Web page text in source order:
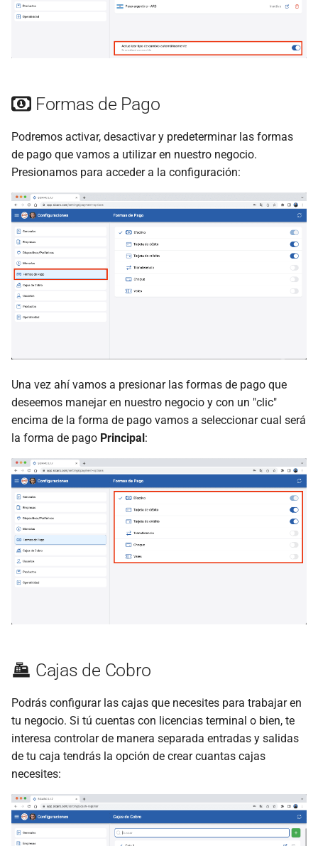
Formas de Pago
Podremos activar, desactivar y predeterminar las formas
de pago que vamos a utilizar en nuestro negocio.
Presionamos para acceder a la configuración:
Una vez ahí vamos a presionar las formas de pago que
deseemos manejar en nuestro negocio y con un "clic"
encima de la forma de pago vamos a seleccionar cual será
la forma de pago Principal:
Cajas de Cobro
Podrás configurar las cajas que necesites para trabajar en
tu negocio. Si tú cuentas con licencias terminal o bien, te
interesa controlar de manera separada entradas y salidas
de tu caja tendrás la opción de crear cuantas cajas
necesites: